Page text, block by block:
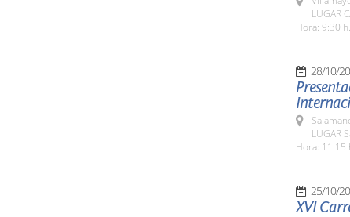
LUGAR
Hora: 9:30 h.
28/10/
LUGAR
Hora: 11:15
25/10/
XVI